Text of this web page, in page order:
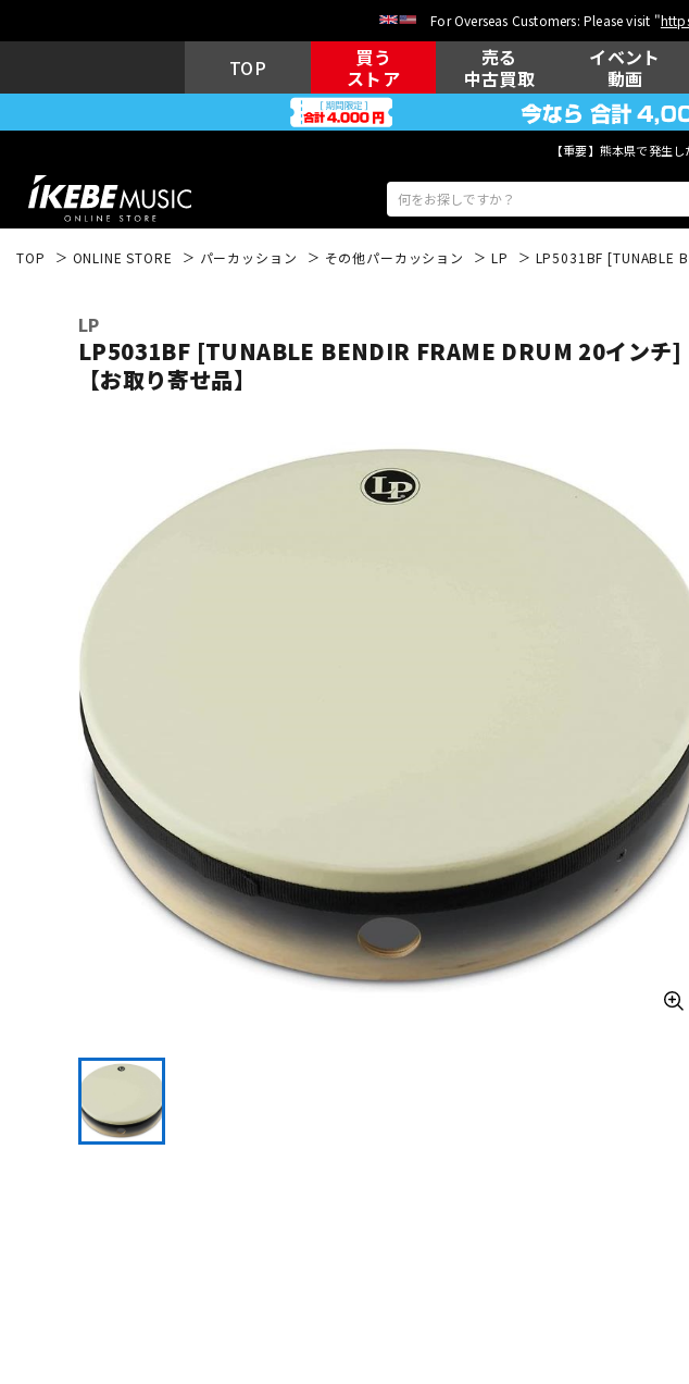
For Overseas Customers: Please visit "
TOP
買う
ストア
売る
中古買取
イベント
動画
【重要】熊本県で発生
DJ機器 DTM DTM オンラ
イン納品
TOP ONLINE STORE パーカッション その他パーカッション LP LP5031BF [TUNABLE
LP
LP5031BF [TUNABLE BENDIR FRAME DRUM 20インチ]
【お取り寄せ品】